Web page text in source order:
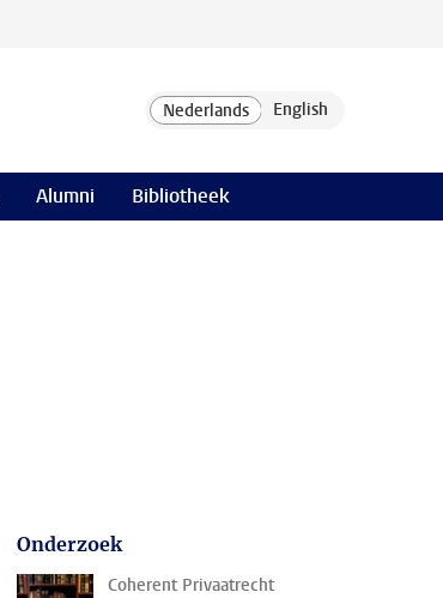
Alumni Bibliotheek
Onderzoek
Coherent Privaatrecht